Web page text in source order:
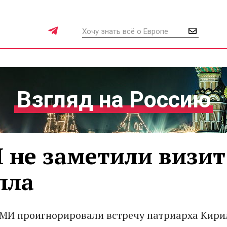
Взгляд на Россию
заметили визит
проигнорировали встречу патриарха